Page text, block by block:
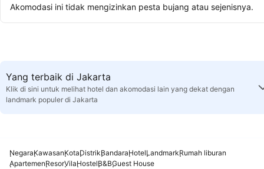
Akomodasi ini tidak mengizinkan pesta bujang atau sejenisnya.
Yang terbaik di Jakarta
Klik di sini untuk melihat hotel dan akomodasi lain yang dekat dengan
landmark populer di Jakarta
NegaraKawasanKotaDistrikBandaraHotelLandmarkRumah liburan
ApartemenResorVilaHostelB&BGuest House